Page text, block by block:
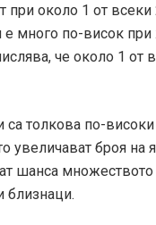
при около 1 от
много по-висок
че около 1 от
толкова по-
увеличават броя
шанса
близнаци.